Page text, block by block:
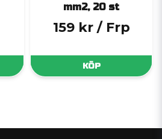
mm2, 20 st
159 kr / Frp
KÖP